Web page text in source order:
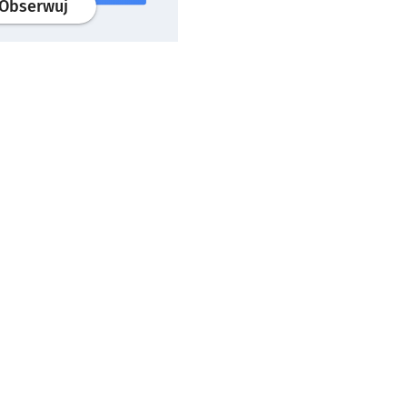
profilgoogle news